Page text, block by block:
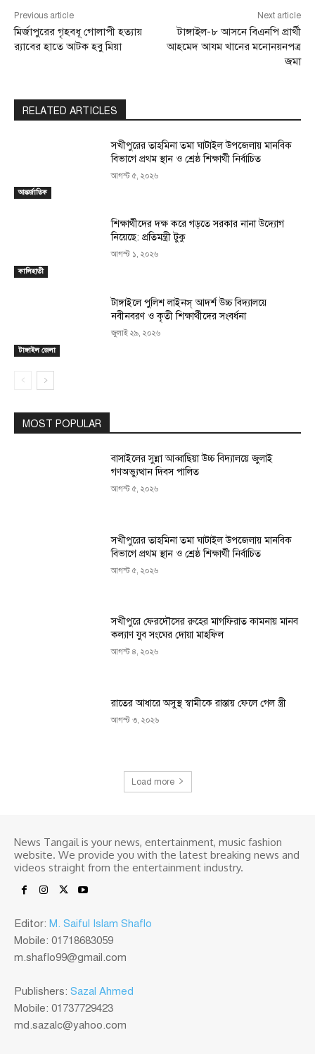
Previous article
মির্জাপুরের গৃহবধূ গোলাপী হত্যায়
র‌্যাবের হাতে আটক হবু মিয়া
Next article
টাঙ্গাইল-৮ আসনে বিএনপি প্রার্থী
আহমেদ আযম খানের মনোনয়নপত্র
জমা
RELATED ARTICLES
আন্তর্জাতিক
সখীপুরের তাহমিনা তমা ঘাটাইল উপজেলায় মানবিক
বিভাগে প্রথম স্থান ও শ্রেষ্ঠ শিক্ষার্থী নির্বাচিত
আগস্ট ৫, ২০২৬
কালিহাতী
শিক্ষার্থীদের দক্ষ করে গড়তে সরকার নানা উদ্যোগ
নিয়েছে: প্রতিমন্ত্রী টুকু
আগস্ট ১, ২০২৬
টাঙ্গাইল জেলা
টাঙ্গাইলে পুলিশ লাইনস্ আদর্শ উচ্চ বিদ্যালয়ে
নবীনবরণ ও কৃতী শিক্ষার্থীদের সংবর্ধনা
জুলাই ২৯, ২০২৬
MOST POPULAR
বাসাইলের সুন্না আব্বাছিয়া উচ্চ বিদ্যালয়ে জুলাই
গণঅভ্যুত্থান দিবস পালিত
আগস্ট ৫, ২০২৬
সখীপুরের তাহমিনা তমা ঘাটাইল উপজেলায় মানবিক
বিভাগে প্রথম স্থান ও শ্রেষ্ঠ শিক্ষার্থী নির্বাচিত
আগস্ট ৫, ২০২৬
সখীপুরে ফেরদৌসের রুহের মাগফিরাত কামনায় মানব
কল্যাণ যুব সংঘের দোয়া মাহফিল
আগস্ট ৪, ২০২৬
রাতের আধারে অসুস্থ স্বামীকে রাস্তায় ফেলে গেল স্ত্রী
আগস্ট ৩, ২০২৬
Load more
News Tangail is your news, entertainment, music fashion
website. We provide you with the latest breaking news and
videos straight from the entertainment industry.
Editor: M. Saiful Islam Shaflo
Mobile: 01718683059
m.shaflo99@gmail.com
Publishers: Sazal Ahmed
Mobile: 01737729423
md.sazalc@yahoo.com